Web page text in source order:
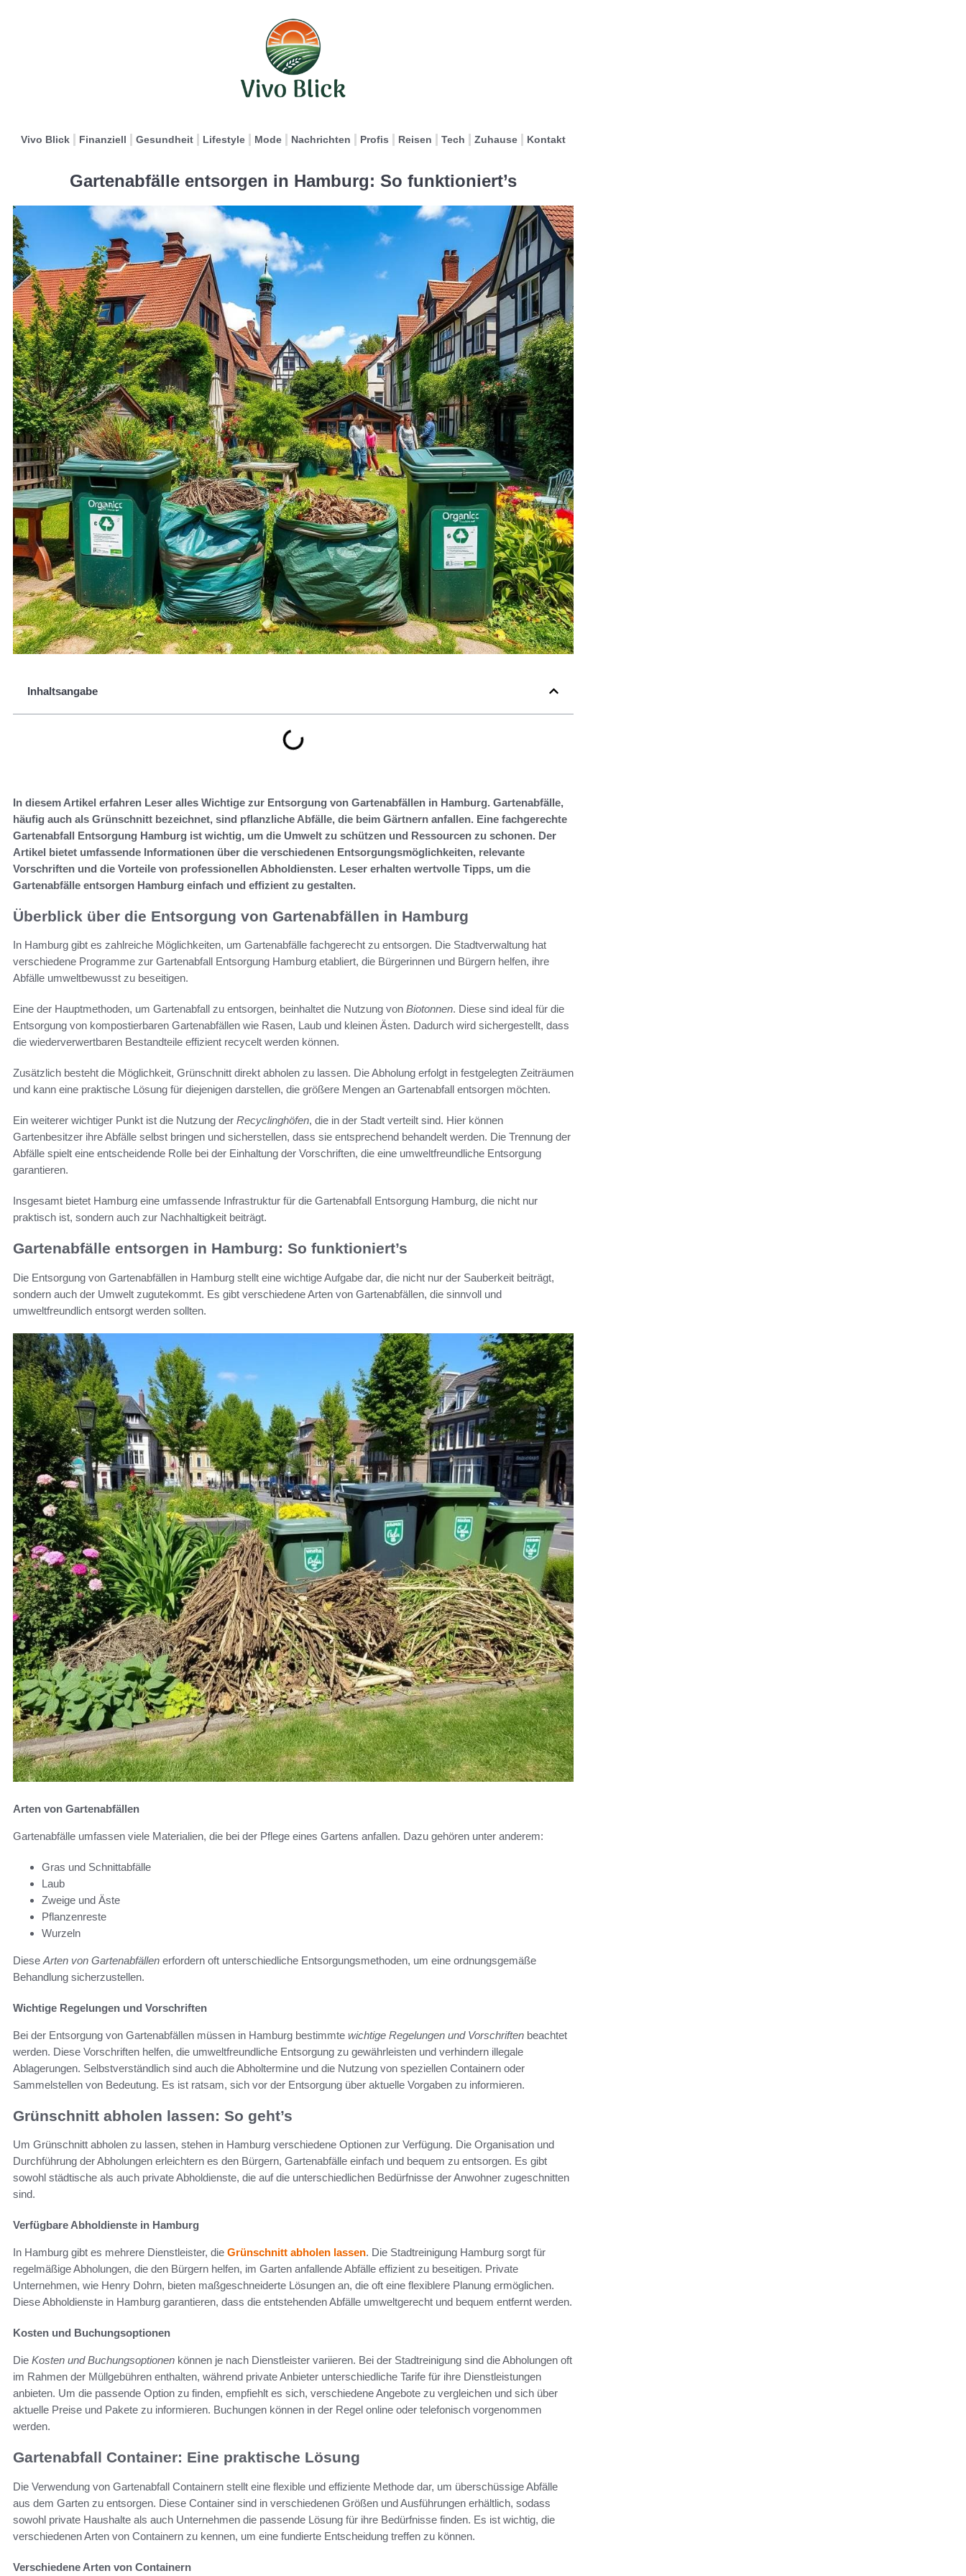
Vivo Blick Finanziell Gesundheit Lifestyle Mode Nachrichten Profis Reisen Tech Zuhause Kontakt
Gartenabfälle entsorgen in Hamburg: So funktioniert’s
Inhaltsangabe
In diesem Artikel erfahren Leser alles Wichtige zur Entsorgung von Gartenabfällen in Hamburg. Gartenabfälle,
häufig auch als Grünschnitt bezeichnet, sind pflanzliche Abfälle, die beim Gärtnern anfallen. Eine fachgerechte
Gartenabfall Entsorgung Hamburg ist wichtig, um die Umwelt zu schützen und Ressourcen zu schonen. Der
Artikel bietet umfassende Informationen über die verschiedenen Entsorgungsmöglichkeiten, relevante
Vorschriften und die Vorteile von professionellen Abholdiensten. Leser erhalten wertvolle Tipps, um die
Gartenabfälle entsorgen Hamburg einfach und effizient zu gestalten.
Überblick über die Entsorgung von Gartenabfällen in Hamburg
In Hamburg gibt es zahlreiche Möglichkeiten, um Gartenabfälle fachgerecht zu entsorgen. Die Stadtverwaltung hat
verschiedene Programme zur Gartenabfall Entsorgung Hamburg etabliert, die Bürgerinnen und Bürgern helfen, ihre
Abfälle umweltbewusst zu beseitigen.
Eine der Hauptmethoden, um Gartenabfall zu entsorgen, beinhaltet die Nutzung von Biotonnen. Diese sind ideal für die
Entsorgung von kompostierbaren Gartenabfällen wie Rasen, Laub und kleinen Ästen. Dadurch wird sichergestellt, dass
die wiederverwertbaren Bestandteile effizient recycelt werden können.
Zusätzlich besteht die Möglichkeit, Grünschnitt direkt abholen zu lassen. Die Abholung erfolgt in festgelegten Zeiträumen
und kann eine praktische Lösung für diejenigen darstellen, die größere Mengen an Gartenabfall entsorgen möchten.
Ein weiterer wichtiger Punkt ist die Nutzung der Recyclinghöfen, die in der Stadt verteilt sind. Hier können
Gartenbesitzer ihre Abfälle selbst bringen und sicherstellen, dass sie entsprechend behandelt werden. Die Trennung der
Abfälle spielt eine entscheidende Rolle bei der Einhaltung der Vorschriften, die eine umweltfreundliche Entsorgung
garantieren.
Insgesamt bietet Hamburg eine umfassende Infrastruktur für die Gartenabfall Entsorgung Hamburg, die nicht nur
praktisch ist, sondern auch zur Nachhaltigkeit beiträgt.
Gartenabfälle entsorgen in Hamburg: So funktioniert’s
Die Entsorgung von Gartenabfällen in Hamburg stellt eine wichtige Aufgabe dar, die nicht nur der Sauberkeit beiträgt,
sondern auch der Umwelt zugutekommt. Es gibt verschiedene Arten von Gartenabfällen, die sinnvoll und
umweltfreundlich entsorgt werden sollten.
Arten von Gartenabfällen
Gartenabfälle umfassen viele Materialien, die bei der Pflege eines Gartens anfallen. Dazu gehören unter anderem:
Gras und Schnittabfälle
Laub
Zweige und Äste
Pflanzenreste
Wurzeln
Diese Arten von Gartenabfällen erfordern oft unterschiedliche Entsorgungsmethoden, um eine ordnungsgemäße
Behandlung sicherzustellen.
Wichtige Regelungen und Vorschriften
Bei der Entsorgung von Gartenabfällen müssen in Hamburg bestimmte wichtige Regelungen und Vorschriften beachtet
werden. Diese Vorschriften helfen, die umweltfreundliche Entsorgung zu gewährleisten und verhindern illegale
Ablagerungen. Selbstverständlich sind auch die Abholtermine und die Nutzung von speziellen Containern oder
Sammelstellen von Bedeutung. Es ist ratsam, sich vor der Entsorgung über aktuelle Vorgaben zu informieren.
Grünschnitt abholen lassen: So geht’s
Um Grünschnitt abholen zu lassen, stehen in Hamburg verschiedene Optionen zur Verfügung. Die Organisation und
Durchführung der Abholungen erleichtern es den Bürgern, Gartenabfälle einfach und bequem zu entsorgen. Es gibt
sowohl städtische als auch private Abholdienste, die auf die unterschiedlichen Bedürfnisse der Anwohner zugeschnitten
sind.
Verfügbare Abholdienste in Hamburg
In Hamburg gibt es mehrere Dienstleister, die Grünschnitt abholen lassen. Die Stadtreinigung Hamburg sorgt für
regelmäßige Abholungen, die den Bürgern helfen, im Garten anfallende Abfälle effizient zu beseitigen. Private
Unternehmen, wie Henry Dohrn, bieten maßgeschneiderte Lösungen an, die oft eine flexiblere Planung ermöglichen.
Diese Abholdienste in Hamburg garantieren, dass die entstehenden Abfälle umweltgerecht und bequem entfernt werden.
Kosten und Buchungsoptionen
Die Kosten und Buchungsoptionen können je nach Dienstleister variieren. Bei der Stadtreinigung sind die Abholungen oft
im Rahmen der Müllgebühren enthalten, während private Anbieter unterschiedliche Tarife für ihre Dienstleistungen
anbieten. Um die passende Option zu finden, empfiehlt es sich, verschiedene Angebote zu vergleichen und sich über
aktuelle Preise und Pakete zu informieren. Buchungen können in der Regel online oder telefonisch vorgenommen
werden.
Gartenabfall Container: Eine praktische Lösung
Die Verwendung von Gartenabfall Containern stellt eine flexible und effiziente Methode dar, um überschüssige Abfälle
aus dem Garten zu entsorgen. Diese Container sind in verschiedenen Größen und Ausführungen erhältlich, sodass
sowohl private Haushalte als auch Unternehmen die passende Lösung für ihre Bedürfnisse finden. Es ist wichtig, die
verschiedenen Arten von Containern zu kennen, um eine fundierte Entscheidung treffen zu können.
Verschiedene Arten von Containern